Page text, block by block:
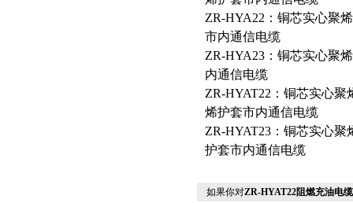
ZR-HYA22：铜芯实心聚
市内通信电缆
ZR-HYA23：铜芯实心聚
内通信电缆
ZR-HYAT22：铜芯实心
烯护套市内通信电缆
ZR-HYAT23：铜芯实心
护套市内通信电缆
如果你对ZR-HYAT22阻燃充油电